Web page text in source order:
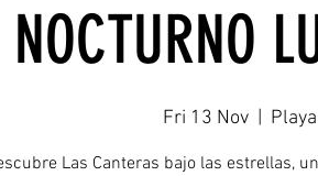
Fri 13 Nov
  |
Las Canteras bajo las estrellas,